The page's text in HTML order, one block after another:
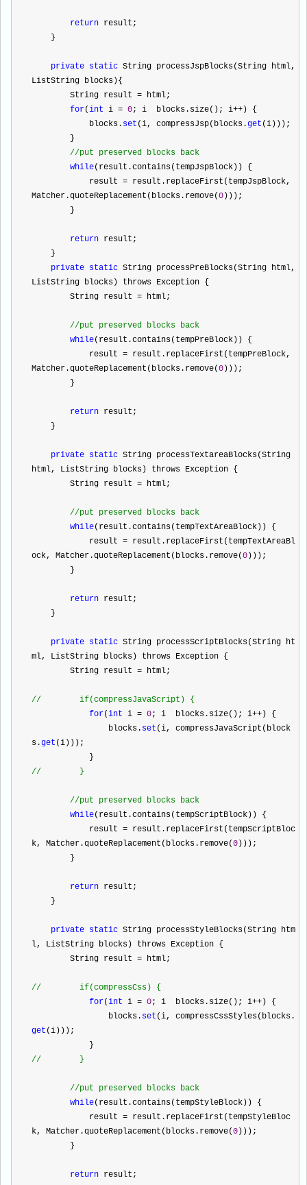
return result;
    }
private static String processJspBlocks(String html,
ListString blocks){
        String result
= html;
for(int i = 0; i blocks.size(); i++ ) {
            blocks.
set (i, compressJsp(blocks.get (i)));
        }
//put preserved blocks back
while(result.contains(tempJspBlock)) {
            result
= result.replaceFirst(tempJspBlock,
Matcher.quoteReplacement(blocks.remove(0 )));
        }
return result;
    }
private static String processPreBlocks(String html,
ListString blocks) throws Exception {
        String result
= html;
//put preserved blocks back
while(result.contains(tempPreBlock)) {
            result
= result.replaceFirst(tempPreBlock,
Matcher.quoteReplacement(blocks.remove(0 )));
        }
return result;
    }
private static String processTextareaBlocks(String
html, ListString blocks) throws Exception {
        String result
= html;
//put preserved blocks back
while(result.contains(tempTextAreaBlock)) {
            result
= result.replaceFirst(tempTextAreaBl
ock, Matcher.quoteReplacement(blocks.remove(0 )));
        }
return result;
    }
private static String processScriptBlocks(String ht
ml, ListString blocks) throws Exception {
        String result
= html;
//
        if(compressJavaScript) {
for(int i = 0; i blocks.size(); i++ ) {
                blocks.
set (i, compressJavaScript(block
s.get (i)));
            }
//
        }
//put preserved blocks back
while(result.contains(tempScriptBlock)) {
            result
= result.replaceFirst(tempScriptBloc
k, Matcher.quoteReplacement(blocks.remove(0 )));
        }
return result;
    }
private static String processStyleBlocks(String htm
l, ListString blocks) throws Exception {
        String result
= html;
//
        if(compressCss) {
for(int i = 0; i blocks.size(); i++ ) {
                blocks.
set (i, compressCssStyles(blocks.
get (i)));
            }
//
        }
//put preserved blocks back
while(result.contains(tempStyleBlock)) {
            result
= result.replaceFirst(tempStyleBloc
k, Matcher.quoteReplacement(blocks.remove(0 )));
        }
return result;